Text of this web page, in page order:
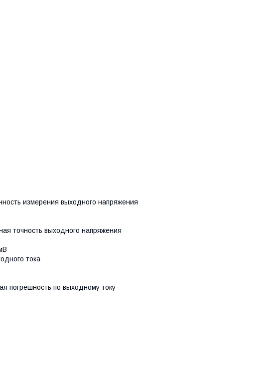
измерения выходного напряжения
точность выходного напряжения
тока
погрешность по выходному току